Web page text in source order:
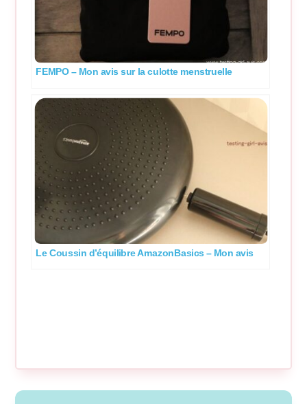
FEMPO – Mon avis sur la culotte menstruelle
Le Coussin d’équilibre AmazonBasics – Mon avis